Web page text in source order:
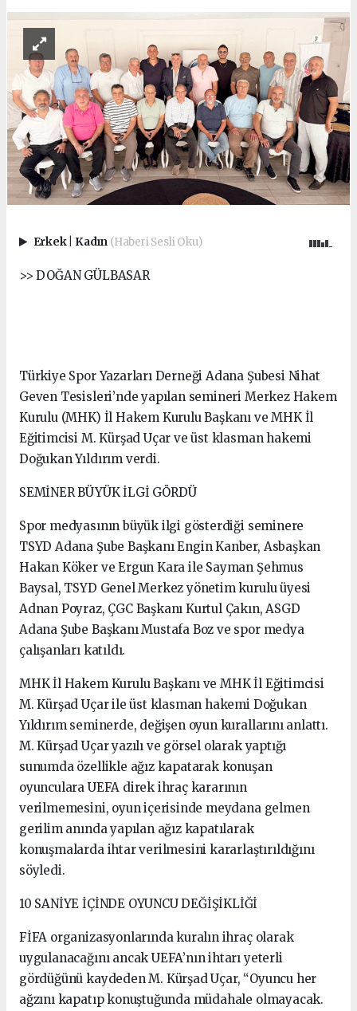
Erkek Kadın (Haberi Sesli Oku)
>> DOĞAN GÜLBASAR
Türkiye Spor Yazarları Derneği Adana Şubesi Nihat
Geven Tesisleri’nde yapılan semineri Merkez Hakem
Kurulu (MHK) İl Hakem Kurulu Başkanı ve MHK İl
Eğitimcisi M. Kürşad Uçar ve üst klasman hakemi
Doğukan Yıldırım verdi.
SEMİNER BÜYÜK İLGİ GÖRDÜ
Spor medyasının büyük ilgi gösterdiği seminere
TSYD Adana Şube Başkanı Engin Kanber, Asbaşkan
Hakan Köker ve Ergun Kara ile Sayman Şehmus
Baysal, TSYD Genel Merkez yönetim kurulu üyesi
Adnan Poyraz, ÇGC Başkanı Kurtul Çakın, ASGD
Adana Şube Başkanı Mustafa Boz ve spor medya
çalışanları katıldı.
MHK İl Hakem Kurulu Başkanı ve MHK İl Eğitimcisi
M. Kürşad Uçar ile üst klasman hakemi Doğukan
Yıldırım seminerde, değişen oyun kurallarını anlattı.
M. Kürşad Uçar yazılı ve görsel olarak yaptığı
sunumda özellikle ağız kapatarak konuşan
oyunculara UEFA direk ihraç kararının
verilmemesini, oyun içerisinde meydana gelmen
gerilim anında yapılan ağız kapatılarak
konuşmalarda ihtar verilmesini kararlaştırıldığını
söyledi.
10 SANİYE İÇİNDE OYUNCU DEĞİŞİKLİĞİ
FİFA organizasyonlarında kuralın ihraç olarak
uygulanacağını ancak UEFA’nın ihtarı yeterli
gördüğünü kaydeden M. Kürşad Uçar, “Oyuncu her
ağzını kapatıp konuştuğunda müdahale olmayacak.